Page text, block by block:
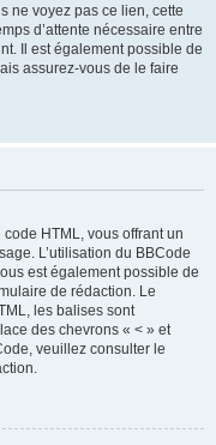
ne voyez pas ce lien, cette
d’attente nécessaire entre
Il est également possible de
assurez-vous de le faire
HTML, vous offrant un
L’utilisation du BBCode
est également possible de
de rédaction. Le
les balises sont
des chevrons « < » et
veuillez consulter le